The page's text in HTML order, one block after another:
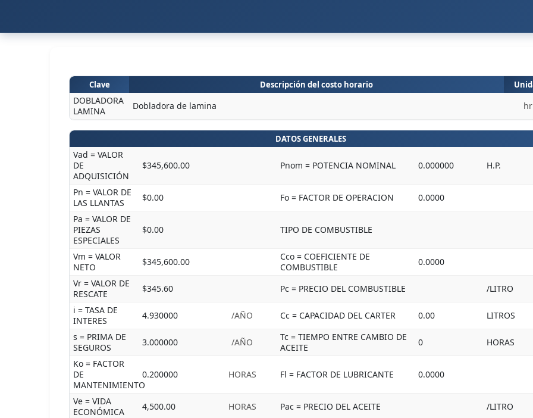
Clave Descripción del costo horario
DOBLADORA
LAMINA
Dobladora de lamina hr
DATOS GENERALES
Vad = VALOR
DE
ADQUISICIÓN
$345,600.00 Pnom = POTENCIA NOMINAL 0.000000 H.P.
Pn = VALOR DE
LAS LLANTAS
$0.00 Fo = FACTOR DE OPERACION
0.0000
Pa = VALOR DE
PIEZAS
ESPECIALES
$0.00 TIPO DE COMBUSTIBLE
Vm = VALOR
NETO
$345,600.00
Cco = COEFICIENTE DE
COMBUSTIBLE
0.0000
Vr = VALOR DE
RESCATE
$345.60 Pc = PRECIO DEL COMBUSTIBLE
/LITRO
i = TASA DE
INTERES
4.930000 /AÑO Cc = CAPACIDAD DEL CARTER 0.00
LITROS
s = PRIMA DE
SEGUROS
3.000000 /AÑO
Tc = TIEMPO ENTRE CAMBIO DE
ACEITE
0
HORAS
Ko = FACTOR
DE
MANTENIMIENTO
0.200000 HORAS Fl = FACTOR DE LUBRICANTE 0.0000
Ve = VIDA
ECONÓMICA
4,500.00 HORAS Pac = PRECIO DEL ACEITE
/LITRO